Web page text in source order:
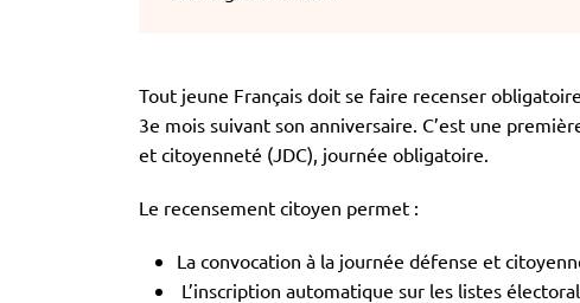
Tout jeune Français doit se faire recenser
3e mois suivant son anniversaire. C’est une
et citoyenneté (JDC), journée obligatoire.
Le recensement citoyen permet :
La convocation à la journée défense et
L’inscription automatique sur les listes